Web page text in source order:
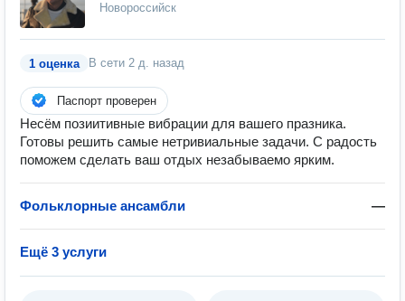
Новороссийск
1 оценка В сети 2 д. назад
Паспорт проверен
Несём позиитивные вибрации для вашего празника.
Готовы решить самые нетривиальные задачи. С радость
поможем сделать ваш отдых незабываемо ярким.
Фольклорные ансамбли —
Ещё 3 услуги